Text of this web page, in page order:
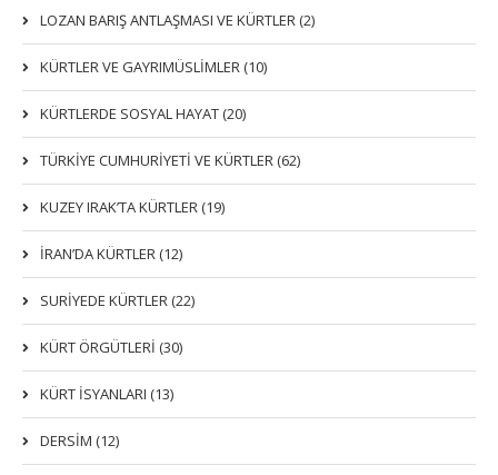
LOZAN BARIŞ ANTLAŞMASI VE KÜRTLER (2)
KÜRTLER VE GAYRIMÜSLIMLER (10)
KÜRTLERDE SOSYAL HAYAT (20)
TÜRKİYE CUMHURİYETİ VE KÜRTLER (62)
KUZEY IRAK’TA KÜRTLER (19)
İRAN’DA KÜRTLER (12)
SURİYEDE KÜRTLER (22)
KÜRT ÖRGÜTLERİ (30)
KÜRT İSYANLARI (13)
DERSIM (12)